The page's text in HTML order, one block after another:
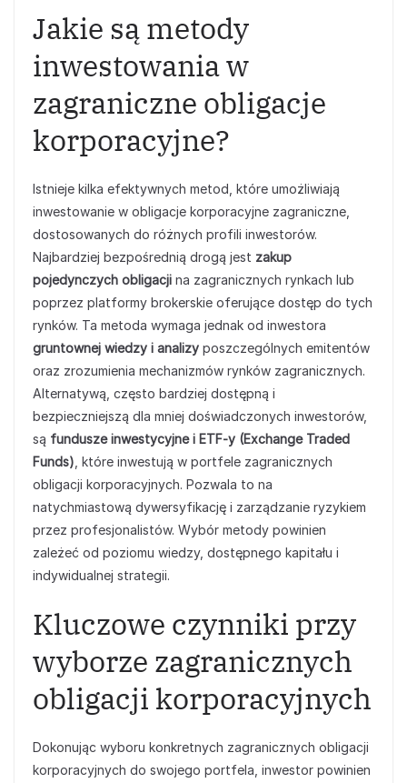
Jakie są metody
inwestowania w
zagraniczne obligacje
korporacyjne?
Istnieje kilka efektywnych metod, które umożliwiają
inwestowanie w obligacje korporacyjne zagraniczne,
dostosowanych do różnych profili inwestorów.
Najbardziej bezpośrednią drogą jest zakup
pojedynczych obligacji na zagranicznych rynkach lub
poprzez platformy brokerskie oferujące dostęp do tych
rynków. Ta metoda wymaga jednak od inwestora
gruntownej wiedzy i analizy poszczególnych emitentów
oraz zrozumienia mechanizmów rynków zagranicznych.
Alternatywą, często bardziej dostępną i
bezpieczniejszą dla mniej doświadczonych inwestorów,
są fundusze inwestycyjne i ETF-y (Exchange Traded
Funds) , które inwestują w portfele zagranicznych
obligacji korporacyjnych. Pozwala to na
natychmiastową dywersyfikację i zarządzanie ryzykiem
przez profesjonalistów. Wybór metody powinien
zależeć od poziomu wiedzy, dostępnego kapitału i
indywidualnej strategii.
Kluczowe czynniki przy
wyborze zagranicznych
obligacji korporacyjnych
Dokonując wyboru konkretnych zagranicznych obligacji
korporacyjnych do swojego portfela, inwestor powinien